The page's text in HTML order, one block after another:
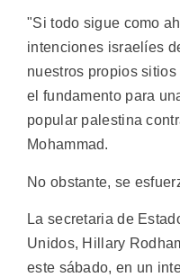
"Si todo sigue como
intenciones israelíes
nuestros propios
el fundamento para
popular palestina
Mohammad.
No obstante, se
La secretaria de
Unidos, Hillary
este sábado, en un